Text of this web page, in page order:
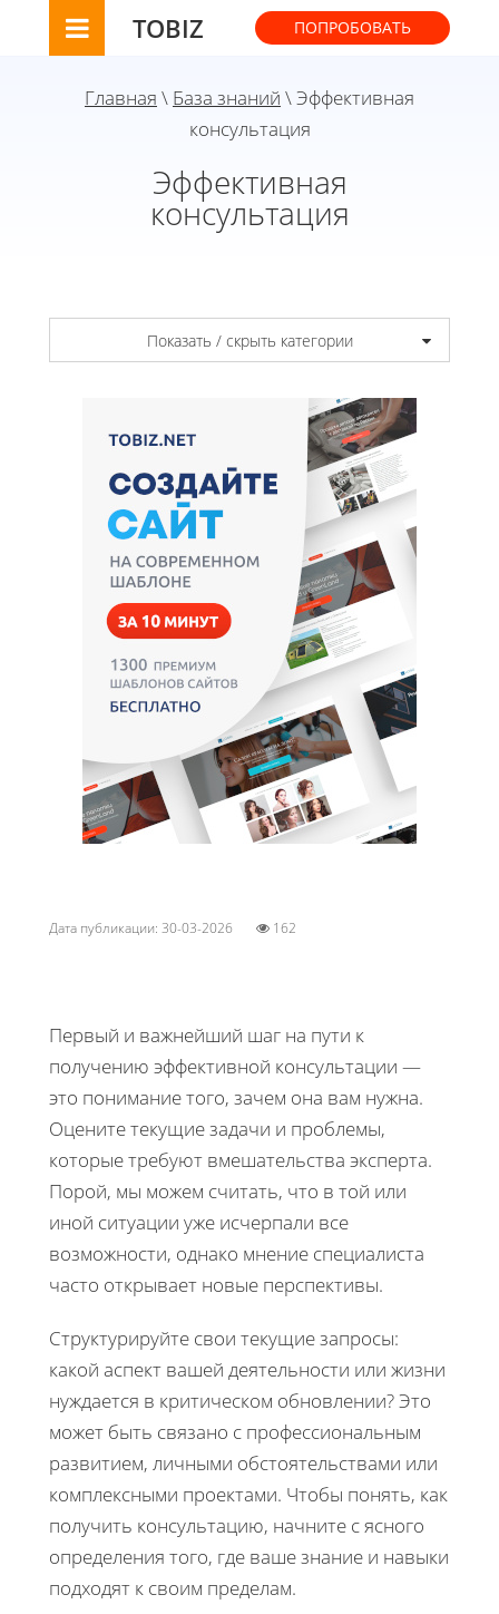
TOBIZ ПОПРОБОВАТЬ
Главная \ База знаний \ Эффективная
консультация
Эффективная
консультация
Показать / скрыть категории
Дата публикации: 30-03-2026 162
Первый и важнейший шаг на пути к
получению эффективной консультации —
это понимание того, зачем она вам нужна.
Оцените текущие задачи и проблемы,
которые требуют вмешательства эксперта.
Порой, мы можем считать, что в той или
иной ситуации уже исчерпали все
возможности, однако мнение специалиста
часто открывает новые перспективы.
Структурируйте свои текущие запросы:
какой аспект вашей деятельности или жизни
нуждается в критическом обновлении? Это
может быть связано с профессиональным
развитием, личными обстоятельствами или
комплексными проектами. Чтобы понять, как
получить консультацию, начните с ясного
определения того, где ваше знание и навыки
подходят к своим пределам.